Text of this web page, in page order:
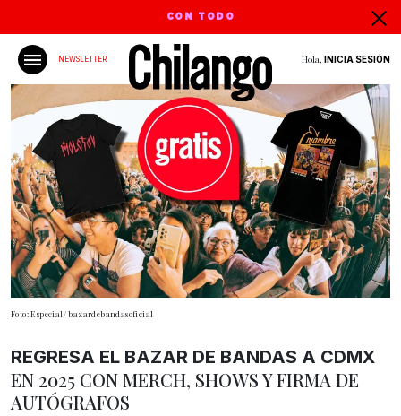
CON TODO
NEWSLETTER Hola, INICIA SESIÓN
Foto: Especial/ bazardebandasoficial
REGRESA EL BAZAR DE BANDAS A CDMX
EN 2025 CON MERCH, SHOWS Y FIRMA DE
AUTÓGRAFOS